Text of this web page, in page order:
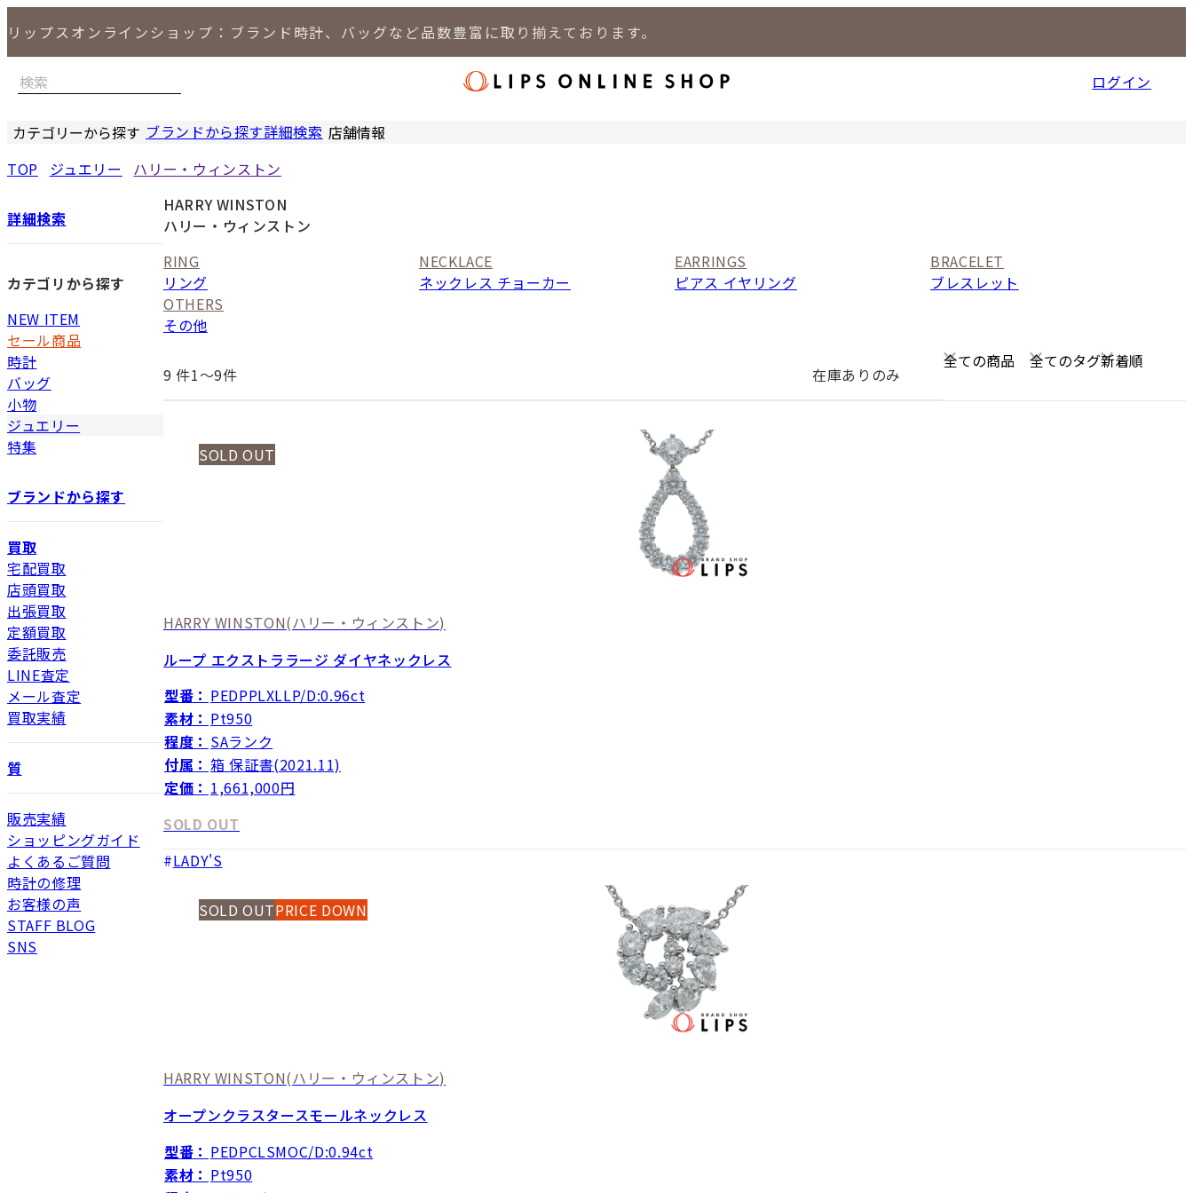
リップスオンラインショップ：ブランド時計、バッグなど品数豊富に取り揃えております。
ログイン
カテゴリーから探す ブランドから探す詳細検索 店舗情報
TOP ジュエリー ハリー・ウィンストン
詳細検索
カテゴリから探す
NEW ITEM
セール商品
時計
バッグ
小物
ジュエリー
特集
ブランドから探す
買取
宅配買取
店頭買取
出張買取
定額買取
委託販売
LINE査定
メール査定
買取実績
質
販売実績
ショッピングガイド
よくあるご質問
時計の修理
お客様の声
STAFF BLOG
SNS
HARRY WINSTON
ハリー・ウィンストン
RING
リング
NECKLACE
ネックレス チョーカー
EARRINGS
ピアス イヤリング
BRACELET
ブレスレット
OTHERS
その他
9 件1〜9件 在庫ありのみ
SOLD OUT
HARRY WINSTON(ハリー・ウィンストン)
ループ エクストララージ ダイヤネックレス
型番： PEDPPLXLLP/D:0.96ct
素材： Pt950
程度： SAランク
付属： 箱 保証書(2021.11)
定価： 1,661,000円
SOLD OUT
LADY'S
SOLD OUTPRICE DOWN
HARRY WINSTON(ハリー・ウィンストン)
オープンクラスタースモールネックレス
型番： PEDPCLSMOC/D:0.94ct
素材： Pt950